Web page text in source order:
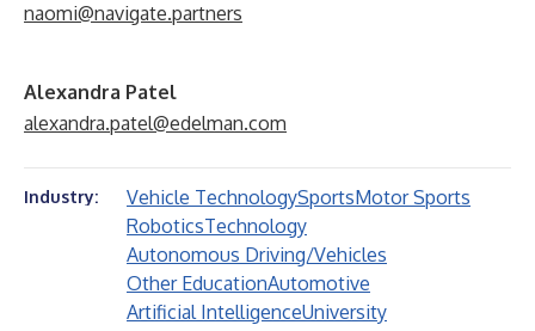
naomi@navigate.partners
Alexandra Patel
alexandra.patel@edelman.com
Industry: Vehicle TechnologySportsMotor Sports
RoboticsTechnology
Autonomous Driving/Vehicles
Other EducationAutomotive
Artificial IntelligenceUniversity